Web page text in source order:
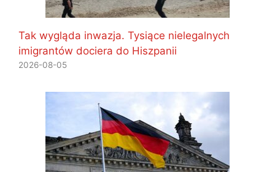
Tak wygląda inwazja. Tysiące nielegalnych
imigrantów dociera do Hiszpanii
2026-08-05